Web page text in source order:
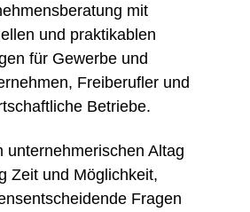
mit
und praktikablen
für Gewerbe und
Freiberufler und
Betriebe.
unternehmerischen Altag
Zeit und Möglichkeit,
Fragen